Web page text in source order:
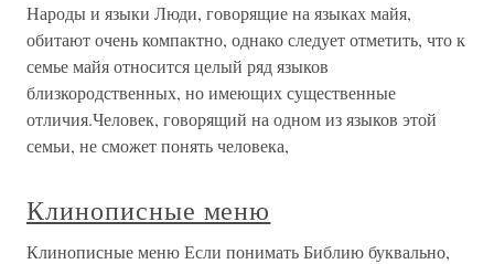
Народы и языки Люди, говорящие на языках майя,
обитают очень компактно, однако следует отметить, что к
семье майя относится целый ряд языков
близкородственных, но имеющих существенные
отличия.Человек, говорящий на одном из языков этой
семьи, не сможет понять человека,
Клинописные меню
Клинописные меню Если понимать Библию буквально,